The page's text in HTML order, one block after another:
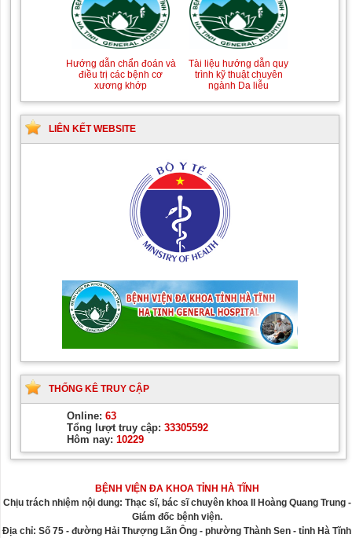
Hướng dẫn quy trình kỹ
thuật Chuyên khoa Phẫu
thuật Tiết niệu
Hướng dẫn Quy trình kỹ
thuật Nhi khoa
LIÊN KẾT WEBSITE
THỐNG KÊ TRUY CẬP
Online: 63
Tổng lượt truy cập: 33305592
Hôm nay: 10229
BỆNH VIỆN ĐA KHOA TỈNH HÀ TĨNH
Chịu trách nhiệm nội dung: Thạc sĩ, bác sĩ chuyên khoa II Hoàng Quang Trung -
Giám đốc bệnh viện.
Địa chỉ: Số 75 - đường Hải Thượng Lãn Ông - phường Thành Sen - tỉnh Hà Tĩnh